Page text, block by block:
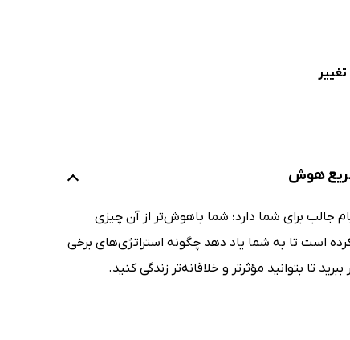
جالب برای شما دارد؛ شما باهوش‌تر از آن چیزی
است تا به شما یاد دهد چگونه استراتژی‌های برخی
تا بتوانید مؤثرتر و خلاقانه‌تر زندگی کنید.